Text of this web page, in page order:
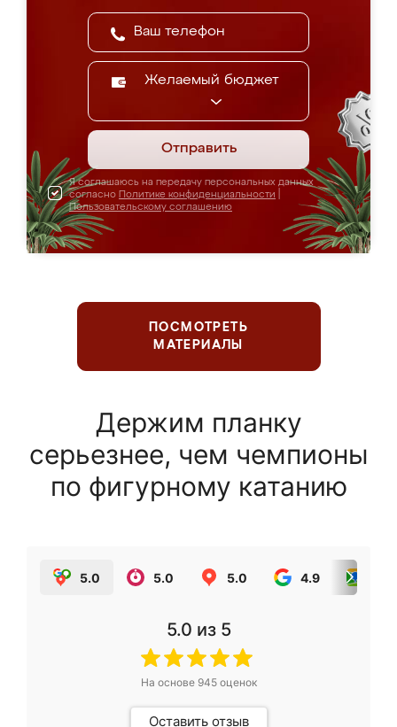
Желаемый бюджет
Отправить
Я соглашаюсь на передачу персональных данных
согласно Политике конфиденциальности
Пользовательскому соглашению
ПОСМОТРЕТЬ
МАТЕРИАЛЫ
Держим планку
серьезнее, чем чемпионы
по фигурному катанию
5.0 5.0 5.0 4.9
5.0 из 5
На основе 945оценок
Оставить отзыв